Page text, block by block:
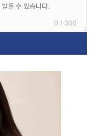
0 / 300